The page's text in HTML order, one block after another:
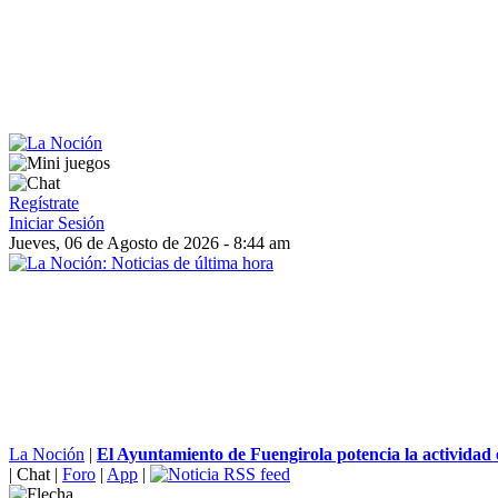
Regístrate
Iniciar Sesión
Jueves, 06 de Agosto de 2026 - 8:44 am
La Noción | El Ayuntamiento de Fuengirola potencia la actividad
| Chat | Foro | App |